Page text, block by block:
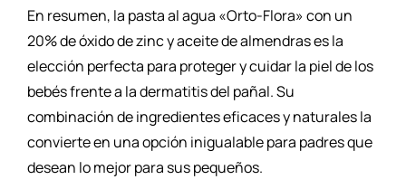
En resumen, la pasta al agua «Orto-Flora» con un
20% de óxido de zinc y aceite de almendras es la
elección perfecta para proteger y cuidar la piel de los
bebés frente a la dermatitis del pañal. Su
combinación de ingredientes eficaces y naturales la
convierte en una opción inigualable para padres que
desean lo mejor para sus pequeños.